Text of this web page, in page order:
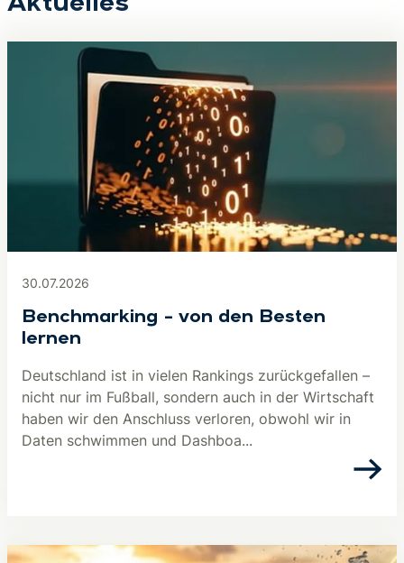
30.07.2026
Benchmarking – von den Besten
lernen
Deutschland ist in vielen Rankings zurückgefallen –
nicht nur im Fußball, sondern auch in der Wirtschaft
haben wir den Anschluss verloren, obwohl wir in
Daten schwimmen und Dashboa...